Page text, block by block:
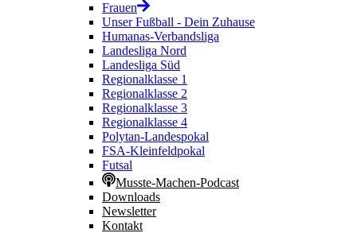
Frauen
Unser Fußball - Dein Zuhause
Humanas-Verbandsliga
Landesliga Nord
Landesliga Süd
Regionalklasse 1
Regionalklasse 2
Regionalklasse 3
Regionalklasse 4
Polytan-Landespokal
FSA-Kleinfeldpokal
Futsal
Musste-Machen-Podcast
Downloads
Newsletter
Kontakt